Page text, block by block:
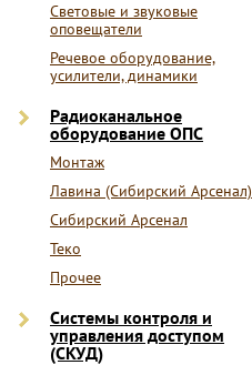
Световые и звуковые
оповещатели
Речевое оборудование,
усилители, динамики
Радиоканальное
оборудование ОПС
Монтаж
Лавина (Сибирский Арсенал)
Сибирский Арсенал
Теко
Прочее
Системы контроля и
управления доступом
(СКУД)